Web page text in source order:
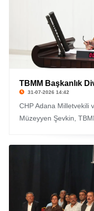
TBMM Başkanlık
31-07-2026 14:42
CHP Adana Milletvekili
Müzeyyen Şevkin,